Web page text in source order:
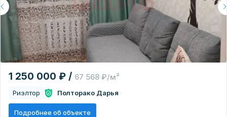
1 250 000 ₽ / 67 568 ₽/м²
Риэлтор Полторако Дарья
Подробнее об объекте